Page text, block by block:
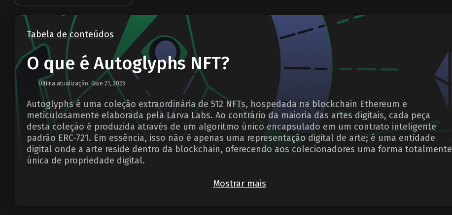
Tabela de conteúdos
O que é Autoglyphs NFT?
Última atualização: Gwe 21, 2023
Autoglyphs é uma coleção extraordinária de 512 NFTs, hospedada na blockchain Ethereum e
meticulosamente elaborada pela Larva Labs. Ao contrário da maioria das artes digitais, cada peça
desta coleção é produzida através de um algoritmo único encapsulado em um contrato inteligente
padrão ERC-721. Em essência, isso não é apenas uma representação digital de arte; é uma entidade
digital onde a arte reside dentro da blockchain, oferecendo aos colecionadores uma forma totalmente
única de propriedade digital.
Mostrar mais